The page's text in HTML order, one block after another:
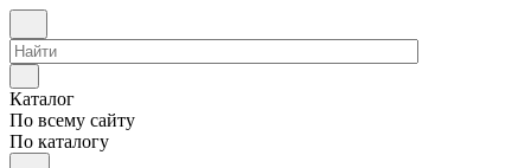
Каталог
По всему сайту
По каталогу